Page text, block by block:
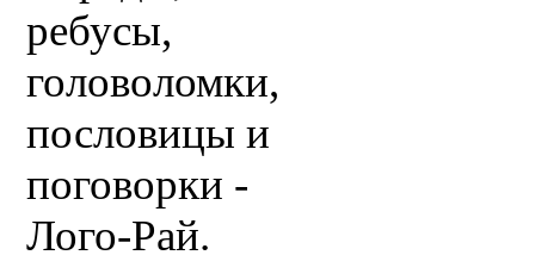
ребусы,
головоломки,
пословицы и
поговорки -
Лого-Рай.